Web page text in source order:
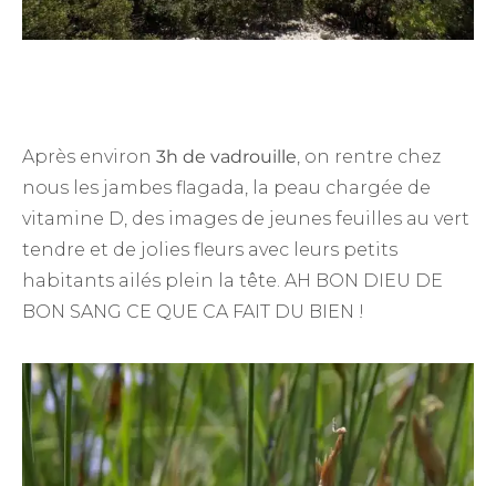
Après environ 3h de vadrouille, on rentre chez
nous les jambes flagada, la peau chargée de
vitamine D, des images de jeunes feuilles au vert
tendre et de jolies fleurs avec leurs petits
habitants ailés plein la tête. AH BON DIEU DE
BON SANG CE QUE CA FAIT DU BIEN !